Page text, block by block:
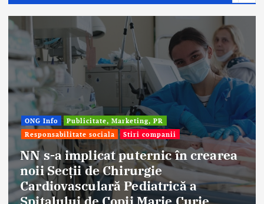
ONG Info
Publicitate, Marketing, PR
Responsabilitate sociala
Stiri companii
NN s-a implicat puternic în crearea
noii Secții de Chirurgie
Cardiovasculară Pediatrică a